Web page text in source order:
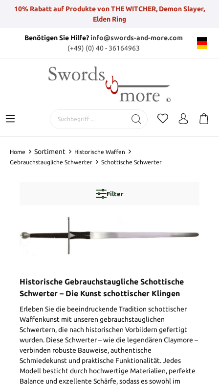
10% Rabatt auf Produkte von THE WITCHER, Demon Slayer,
Elden Ring
Benötigen Sie Hilfe?info@swords-and-more.com
(+49) (0) 40 - 36164963
Home Sortiment
Historische Waffen
Gebrauchstaugliche Schwerter
Schottische Schwerter
Filter
Historische Gebrauchstaugliche Schottische
Schwerter – Die Kunst schottischer Klingen
Erleben Sie die beeindruckende Tradition schottischer
Waffenkunst mit unseren gebrauchstauglichen
Schwertern, die nach historischen Vorbildern gefertigt
wurden. Diese Schwerter – wie die legendären Claymore –
verbinden robuste Bauweise, authentische
Schmiedekunst und praktische Funktionalität. Jedes
Modell besticht durch hochwertige Materialien, perfekte
Balance und exzellente Schärfe, sodass es sowohl im